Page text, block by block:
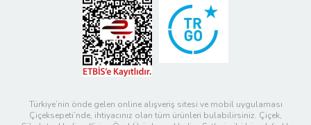
Türkiye’nin önde gelen online alışveriş sitesi ve mobil uygulaması
Çiçeksepeti’nde, ihtiyacınız olan tüm ürünleri bulabilirsiniz. Çiçek,